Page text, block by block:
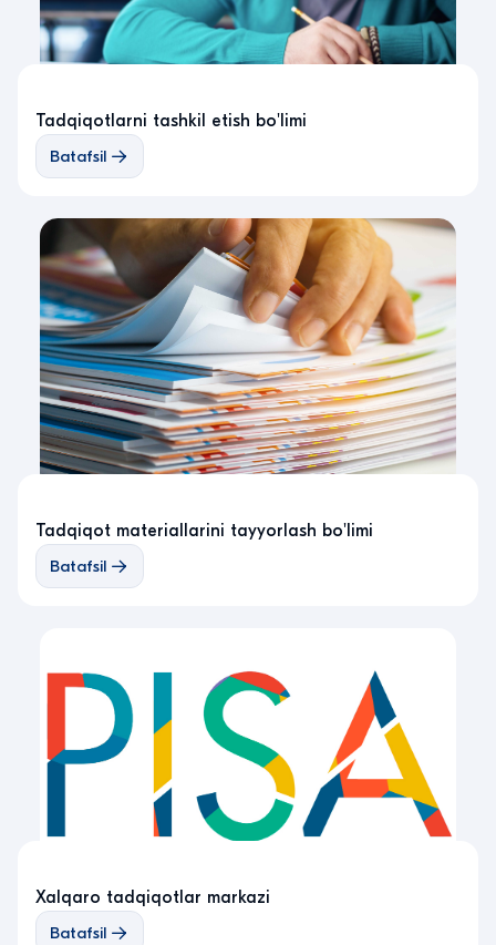
Tadqiqotlarni tashkil etish bo'limi
Batafsil
Tadqiqot materiallarini tayyorlash bo'limi
Batafsil
Xalqaro tadqiqotlar markazi
Batafsil